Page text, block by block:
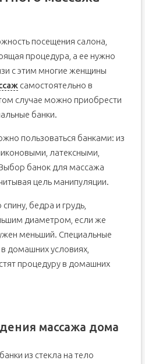
посещения салона,
процедура, а ее нужно
с этим многие женщины
самостоятельно в
случае можно приобрести
банки.
пользоваться банками: из
латексными,
банок для массажа
цель манипуляции.
бедра и грудь,
диаметром, если же
меньший. Специальные
домашних условиях,
процедуру в домашних
массажа дома
из стекла на тело